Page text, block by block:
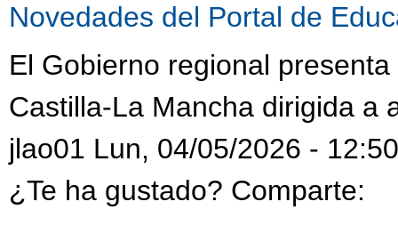
Novedades del Portal de
El Gobierno regional
Castilla-La Mancha dirigida a
jlao01 Lun, 04/05/2026 - 12:50
¿Te ha gustado? Comparte: